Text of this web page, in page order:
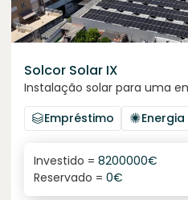
Solcor Solar IX
Instalação solar para uma
Empréstimo
6.1%
juro anual
Investido = 8200000€
Reservado = 0€